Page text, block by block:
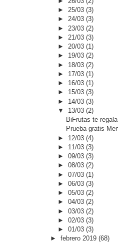
►25/03(3)
►24/03(3)
► 23/03(2)
► 21/03(3)
►20/03(1)
► 19/03(2)
► 18/03(2)
► 17/03(1)
► 16/03(1)
► 15/03(3)
► 14/03(3)
▼ 13/03(2)
BiFrutas te
Prueba gratis
► 12/03(4)
► 11/03(3)
►09/03(3)
►08/03(2)
►07/03(1)
►06/03(3)
►05/03(2)
►04/03(2)
►03/03(2)
►02/03(3)
►01/03(3)
► febrero 2019 (68)